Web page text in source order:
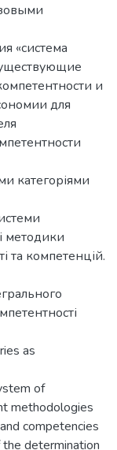
«система
и
для
категоріями
методики
та компетенцій.
as
of
methodologies
competencies
determination